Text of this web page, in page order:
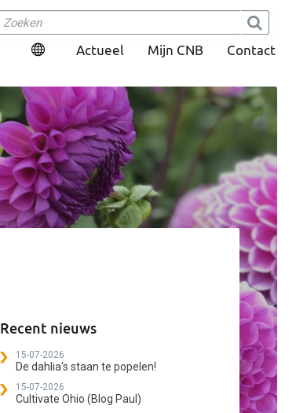
Actueel Mijn CNB Contact
Recent nieuws
15-07-2026
De dahlia's staan te popelen!
15-07-2026
Cultivate Ohio (Blog Paul)